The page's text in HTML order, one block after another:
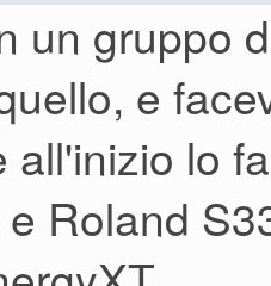
ottima qualità
'70/'80
su M3,
un gruppo
e
all'inizio lo
Roland